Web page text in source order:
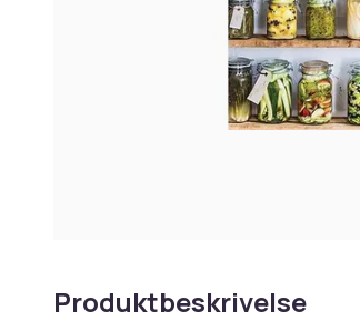
Produktbeskrivelse